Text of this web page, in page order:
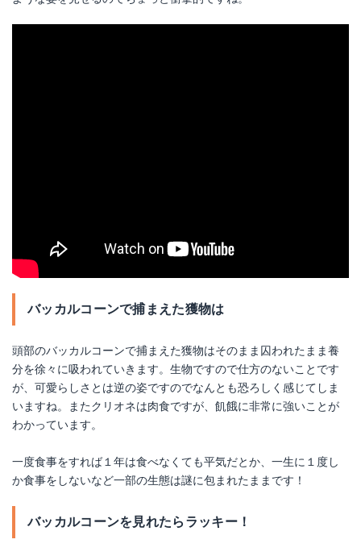
バッカルコーンで捕まえた獲物は
頭部のバッカルコーンで捕まえた獲物はそのまま囚われたまま養
分を徐々に吸われていきます。生物ですので仕方のないことです
が、可愛らしさとは逆の姿ですのでなんとも恐ろしく感じてしま
いますね。またクリオネは肉食ですが、飢餓に非常に強いことが
わかっています。
一度食事をすれば１年は食べなくても平気だとか、一生に１度し
か食事をしないなど一部の生態は謎に包まれたままです！
バッカルコーンを見れたらラッキー！